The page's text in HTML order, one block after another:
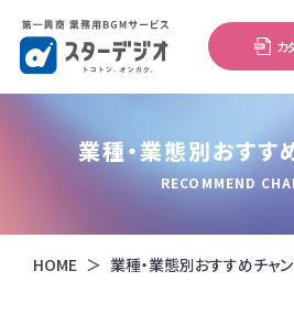
カ
業種・業態別おすす
RECOMMEND
HOME 業種・業態別おすすめチャ